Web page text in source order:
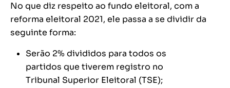
No que diz respeito ao fundo eleitoral, com a
reforma eleitoral 2021, ele passa a se dividir da
seguinte forma:
Serão 2% divididos para todos os
partidos que tiverem registro no
Tribunal Superior Eleitoral (TSE);